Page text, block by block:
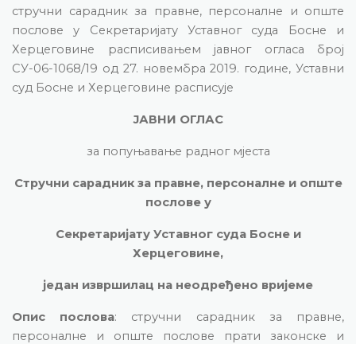
стручни сарадник за правне, персоналне и опште
послове у Секретаријату Уставног суда Босне и
Херцеговине расписивањем јавног огласа број
СУ-06-1068/19 од 27. новембра 2019. године, Уставни
суд Босне и Херцеговине расписује
ЈАВНИ ОГЛАС
за попуњавање радног мјеста
Стручни сарадник за правне, персоналне и опште
послове у
Секретаријату Уставног суда Босне и
Херцеговине,
један извршилац на неодређено вријеме
Опис послова: стручни сарадник за правне,
персоналне и опште послове прати законске и